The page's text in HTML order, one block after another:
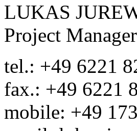
LUKAS
Project Manager
tel.: +49 6221
fax.: +49 6221
mobile: +49